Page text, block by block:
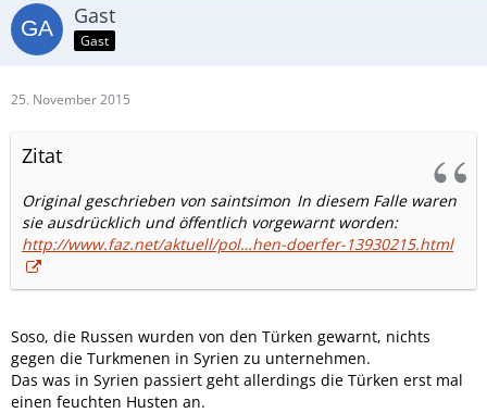
Gast
Gast
25. November 2015
Zitat
Original geschrieben von saintsimon In diesem Falle waren
sie ausdrücklich und öffentlich vorgewarnt worden:
http://www.faz.net/aktuell/pol…hen-doerfer-13930215.html
Soso, die Russen wurden von den Türken gewarnt, nichts
gegen die Turkmenen in Syrien zu unternehmen.
Das was in Syrien passiert geht allerdings die Türken erst mal
einen feuchten Husten an.